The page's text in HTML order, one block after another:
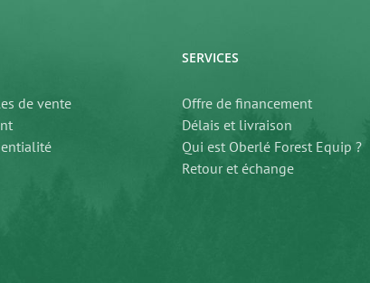
de vente
SERVICES
Offre de financement
Délais et livraison
Qui est Oberlé Forest Equip ?
Retour et échange